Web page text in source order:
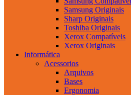
Samsung Originais
Sharp Originais
Toshiba Originais
Xerox Compatíveis
Xerox Originais
Informática
Acessorios
Arquivos
Bases
Ergonomia